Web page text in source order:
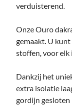
verduisterend.
Onze Ouro
gemaakt. U
stoffen, voor elk
Dankzij het
extra isolatie
gordijn gesloten